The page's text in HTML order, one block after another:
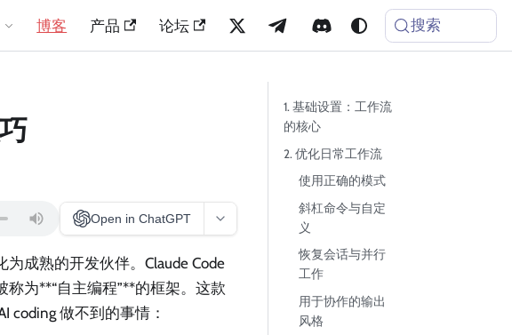
博客 产品 论坛 搜索
Open in ChatGPT
成熟的开发伙伴。Claude Code
为**“自主编程”**的框架。这款
coding 做不到的事情：
1. 基础设置：工作流
的核心
2. 优化日常工作流
使用正确的模式
斜杠命令与自定
义
恢复会话与并行
工作
用于协作的输出
风格